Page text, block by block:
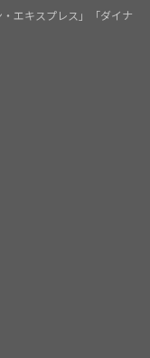
・エキスプレス」「ダイナ